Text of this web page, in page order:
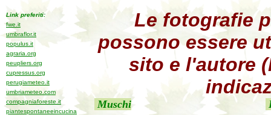
Link preferiti:
fwe.it
umbraflor.it
populus.it
agraria.org
peupliers.org
cupressus.org
perugiameteo.it
umbriameteo.com
compagniaforeste.it
piantespontaneeincucina
Le fotografie
possono essere
sito e l'autore
Muschi